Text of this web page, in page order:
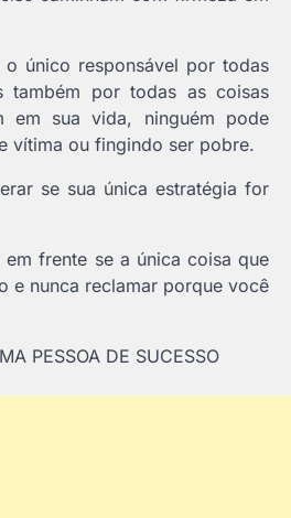
único responsável por todas
também por todas as coisas
em sua vida, ninguém pode
vítima ou fingindo ser pobre.
se sua única estratégia for
frente se a única coisa que
e nunca reclamar porque você